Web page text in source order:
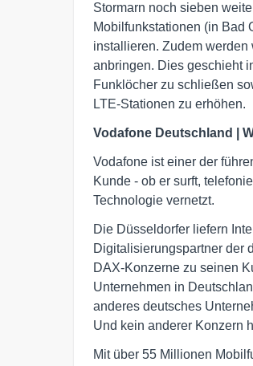
Stormarn noch sieben
Mobilfunkstationen (in Bad
installieren. Zudem
anbringen. Dies geschieht
Funklöcher zu schließen
LTE-Stationen zu erhöhen.
Vodafone Deutschland |
Vodafone ist einer der
Kunde - ob er surft,
Technologie vernetzt.
Die Düsseldorfer liefern
Digitalisierungspartner der
DAX-Konzerne zu seinen
Unternehmen in
anderes deutsches
Und kein anderer Konzern
Mit über 55 Millionen